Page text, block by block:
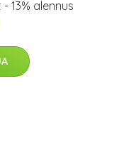
13% alennus